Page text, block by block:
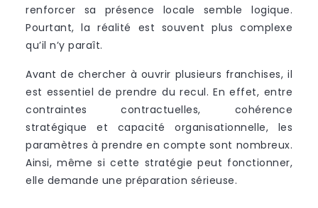
renforcer sa présence locale semble logique.
Pourtant, la réalité est souvent plus complexe
qu’il n’y paraît.
Avant de chercher à ouvrir plusieurs franchises, il
est essentiel de prendre du recul. En effet, entre
contraintes contractuelles, cohérence
stratégique et capacité organisationnelle, les
paramètres à prendre en compte sont nombreux.
Ainsi, même si cette stratégie peut fonctionner,
elle demande une préparation sérieuse.